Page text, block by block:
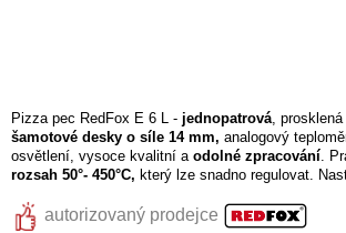
Pizza pec RedFox E 6 L - jednopatrová ,
šamotové desky o síle 14 mm, analogový
osvětlení, vysoce kvalitní a odolné zpracování .
rozsah 50°- 450°C, který lze snadno regulovat.
autorizovaný prodejce